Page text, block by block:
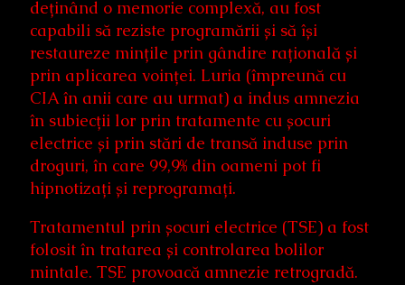
deținând o memorie complexă, au fost
capabili să reziste programării și să își
restaureze mințile prin gândire rațională și
prin aplicarea voinței. Luria (împreună cu
CIA în anii care au urmat) a indus amnezia
în subiecții lor prin tratamente cu șocuri
electrice și prin stări de transă induse prin
droguri, în care 99,9% din oameni pot fi
hipnotizați și reprogramați.
Tratamentul prin șocuri electrice (TSE) a fost
folosit în tratarea și controlarea bolilor
mintale. TSE provoacă amnezie retrogradă.